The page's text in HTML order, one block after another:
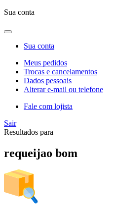
Sua conta
Sua conta
Meus pedidos
Trocas e cancelamentos
Dados pessoais
Alterar e-mail ou telefone
Fale com lojista
Sair
Resultados para
requeijao bom